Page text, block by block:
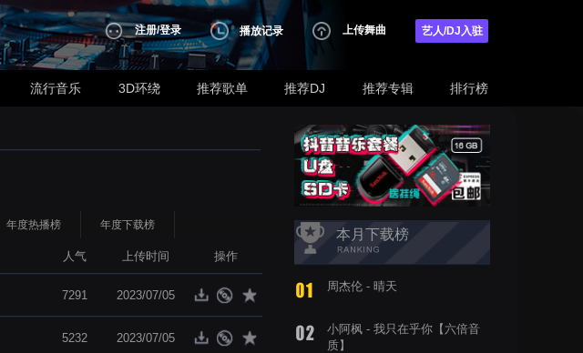
注册/登录 播放记录 上传舞曲 艺人/DJ入驻
流行音乐 3D环绕 推荐歌单 推荐DJ 推荐专辑 排行榜
年度热播榜 年度下载榜
人气 上传时间 操作
7291 2023/07/05
5232 2023/07/05
本月下载榜
周杰伦 - 晴天
小阿枫 - 我只在乎你【六倍音
质】